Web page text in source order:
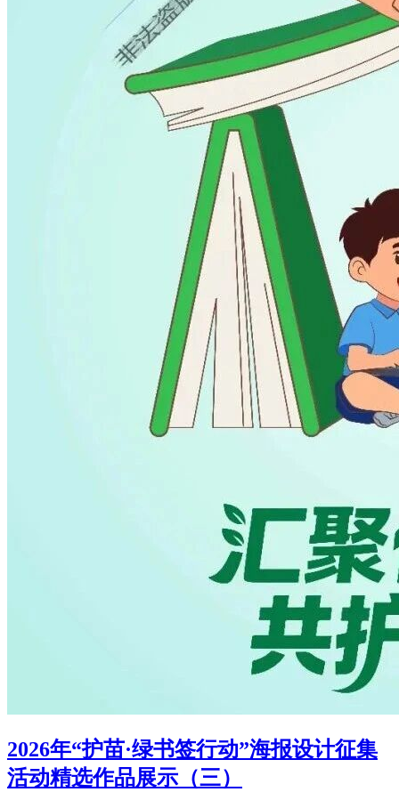
2026年“护苗·绿书签行动”海报设计征集
活动精选作品展示（三）